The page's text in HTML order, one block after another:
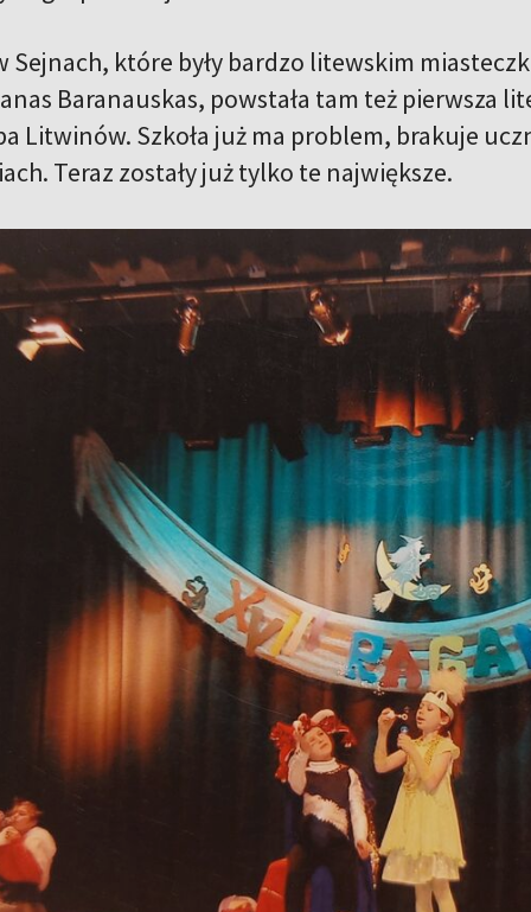
Sejnach, które były bardzo litewskim
Baranauskas, powstała tam też pierwsza
Litwinów. Szkoła już ma problem, brakuje
Teraz zostały już tylko te największe.